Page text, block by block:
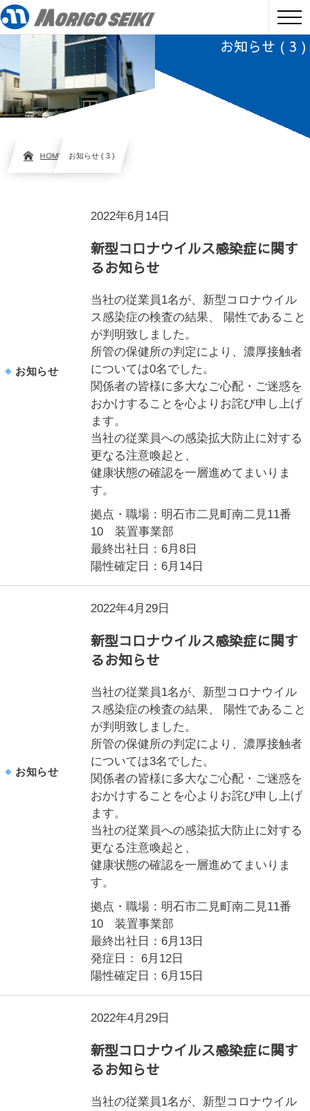
お知らせ ( 3 )
HOME お知らせ ( 3 )
お知らせ
2022年6月14日
新型コロナウイルス感染症に関す
るお知らせ
当社の従業員1名が、新型コロナウイル
ス感染症の検査の結果、 陽性であること
が判明致しました。
所管の保健所の判定により、濃厚接触者
については0名でした。
関係者の皆様に多大なご心配・ご迷惑を
おかけすることを心よりお詫び申し上げ
ます。
当社の従業員への感染拡大防止に対する
更なる注意喚起と、
健康状態の確認を一層進めてまいりま
す。
拠点・職場：明石市二見町南二見11番
10 装置事業部
最終出社日：6月8日
陽性確定日：6月14日
お知らせ
2022年4月29日
新型コロナウイルス感染症に関す
るお知らせ
当社の従業員1名が、新型コロナウイル
ス感染症の検査の結果、 陽性であること
が判明致しました。
所管の保健所の判定により、濃厚接触者
については3名でした。
関係者の皆様に多大なご心配・ご迷惑を
おかけすることを心よりお詫び申し上げ
ます。
当社の従業員への感染拡大防止に対する
更なる注意喚起と、
健康状態の確認を一層進めてまいりま
す。
拠点・職場：明石市二見町南二見11番
10 装置事業部
最終出社日：6月13日
発症日： 6月12日
陽性確定日：6月15日
2022年4月29日
新型コロナウイルス感染症に関す
るお知らせ
当社の従業員1名が、新型コロナウイル